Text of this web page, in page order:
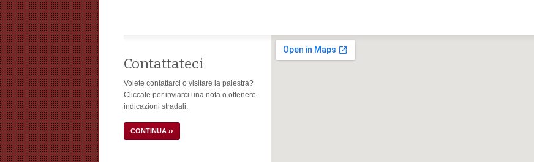
Contattateci
Volete contattarci o visitare la palestra?
Cliccate per inviarci una nota o ottenere
indicazioni stradali.
CONTINUA ››